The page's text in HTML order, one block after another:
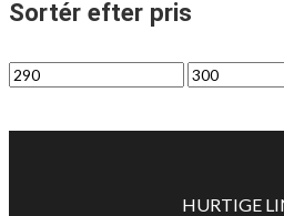
Sortér efter pris
HURTIGE